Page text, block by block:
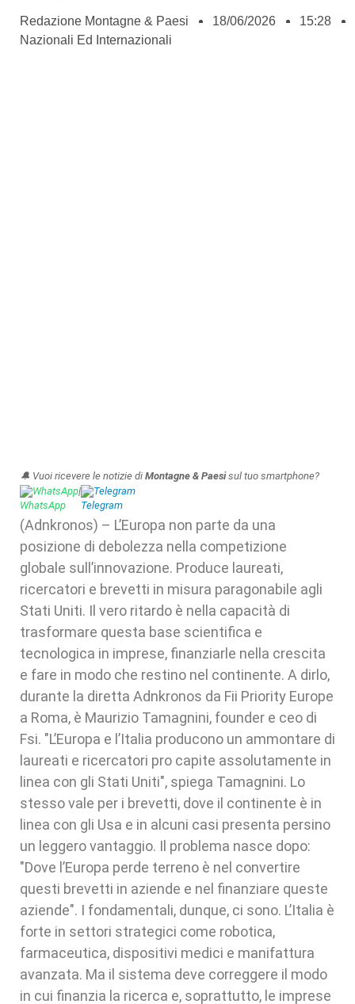
Redazione Montagne & Paesi 18/06/2026
15:28
Nazionali Ed Internazionali
🔔 Vuoi ricevere le notizie di Montagne & Paesisul tuo smartphone?
WhatsApp| Telegram
(Adnkronos) – L’Europa non parte da una
posizione di debolezza nella competizione
globale sull’innovazione. Produce laureati,
ricercatori e brevetti in misura paragonabile agli
Stati Uniti. Il vero ritardo è nella capacità di
trasformare questa base scientifica e
tecnologica in imprese, finanziarle nella crescita
e fare in modo che restino nel continente. A dirlo,
durante la diretta Adnkronos da Fii Priority Europe
a Roma, è Maurizio Tamagnini, founder e ceo di
Fsi. "L’Europa e l’Italia producono un ammontare di
laureati e ricercatori pro capite assolutamente in
linea con gli Stati Uniti", spiega Tamagnini. Lo
stesso vale per i brevetti, dove il continente è in
linea con gli Usa e in alcuni casi presenta persino
un leggero vantaggio. Il problema nasce dopo:
"Dove l’Europa perde terreno è nel convertire
questi brevetti in aziende e nel finanziare queste
aziende". I fondamentali, dunque, ci sono. L’Italia è
forte in settori strategici come robotica,
farmaceutica, dispositivi medici e manifattura
avanzata. Ma il sistema deve correggere il modo
in cui finanzia la ricerca e, soprattutto, le imprese